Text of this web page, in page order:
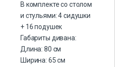
В комплекте со столом
и стульями: 4 сидушки
+ 16 подушек
Габариты дивана:
Длина: 80 см
Ширина: 65 см